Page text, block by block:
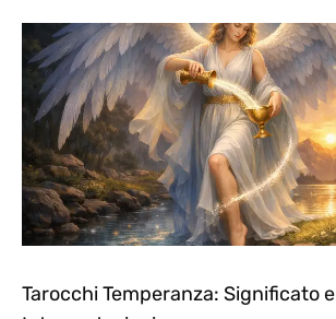
Tarocchi Temperanza: Significato e